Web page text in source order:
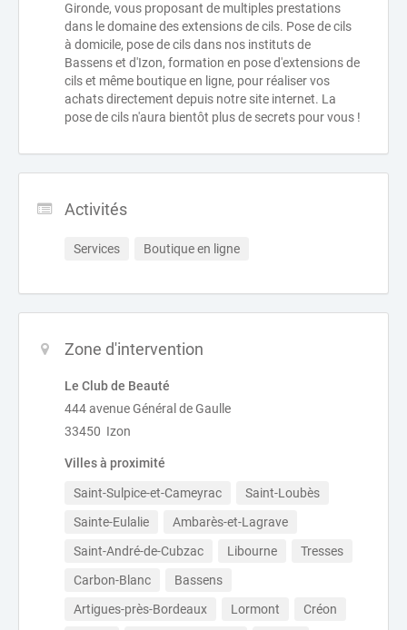
Gironde, vous proposant de multiples prestations
dans le domaine des extensions de cils. Pose de cils
à domicile, pose de cils dans nos instituts de
Bassens et d'Izon, formation en pose d'extensions de
cils et même boutique en ligne, pour réaliser vos
achats directement depuis notre site internet. La
pose de cils n'aura bientôt plus de secrets pour vous !
Activités
Services Boutique en ligne
Zone d'intervention
Le Club de Beauté
444 avenue Général de Gaulle
33450 Izon
Villes à proximité
Saint-Sulpice-et-Cameyrac
Saint-Loubès
Sainte-Eulalie
Ambarès-et-Lagrave
Saint-André-de-Cubzac
Libourne
Tresses
Carbon-Blanc
Bassens
Artigues-près-Bordeaux
Lormont
Créon